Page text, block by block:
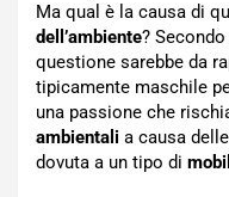
Ma qual è la causa di
dell’ambiente?
questione sarebbe da
tipicamente maschile
una passione che
ambientali a causa delle
dovuta a un tipo di